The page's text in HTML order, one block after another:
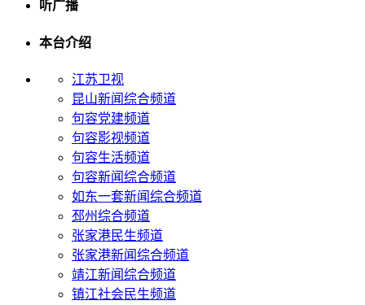
听广播
本台介绍
江苏卫视
昆山新闻综合频道
句容党建频道
句容影视频道
句容生活频道
句容新闻综合频道
如东一套新闻综合频道
邳州综合频道
张家港民生频道
张家港新闻综合频道
靖江新闻综合频道
镇江社会民生频道